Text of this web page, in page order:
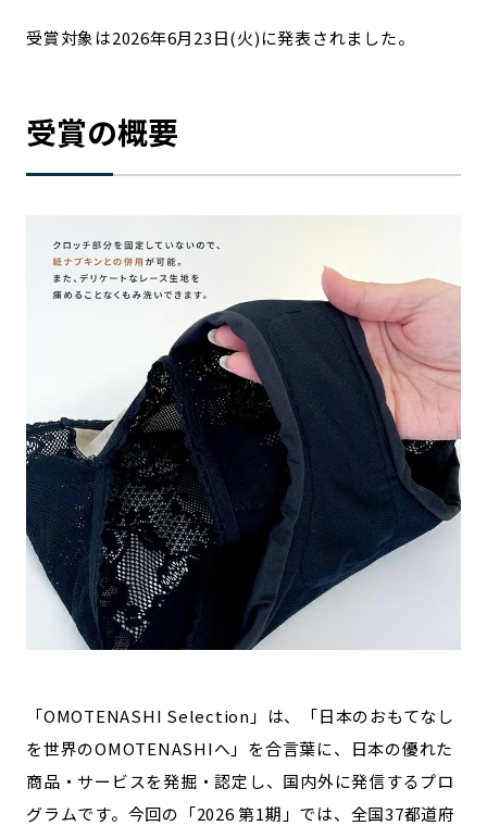
MILCプロジェクト
選出企業特別対談
地域豆知識
Sporkle
「人」から探す
アンバサダー
会社概要
受賞対象は2026年6月23日(火)に発表されました。
受賞の概要
「OMOTENASHI Selection」は、「日本のおもてなし
を世界のOMOTENASHIへ」を合言葉に、日本の優れた
商品・サービスを発掘・認定し、国内外に発信するプロ
グラムです。今回の「2026 第1期」では、全国37都道府